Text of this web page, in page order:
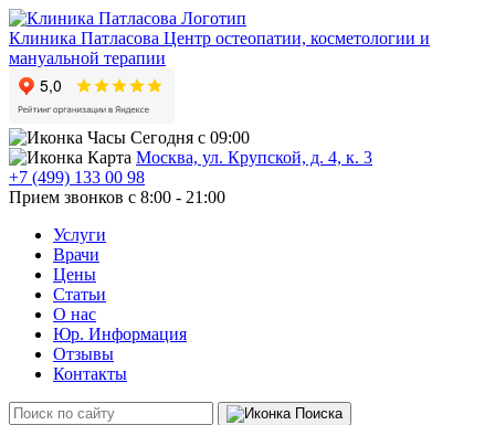
Клиника Патласова Центр остеопатии, косметологии и
мануальной терапии
Сегодня с 09:00
Москва, ул. Крупской, д. 4, к. 3
+7 (499) 133 00 98
Прием звонков с 8:00 - 21:00
Услуги
Врачи
Цены
Статьи
О нас
Юр. Информация
Отзывы
Контакты